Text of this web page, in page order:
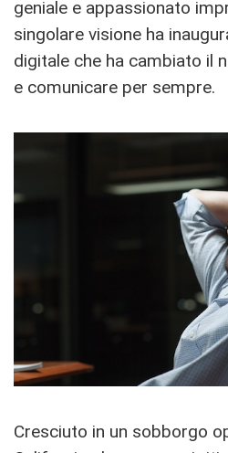
geniale e appassionato
singolare visione ha
digitale che ha cambiato il
e comunicare per sempre.
Cresciuto in un sobborgo